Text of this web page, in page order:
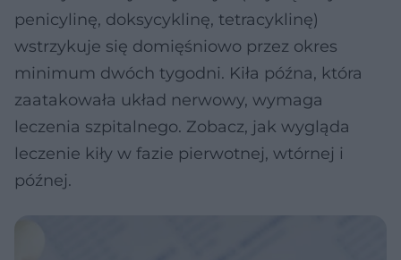
penicylinę, doksycyklinę, tetracyklinę)
wstrzykuje się domięśniowo przez okres
minimum dwóch tygodni. Kiła późna, która
zaatakowała układ nerwowy, wymaga
leczenia szpitalnego. Zobacz, jak wygląda
leczenie kiły w fazie pierwotnej, wtórnej i
późnej.